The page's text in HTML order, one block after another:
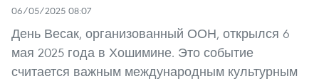
06/05/2025 08:07
День Весак, организованный ООН, открылся 6
мая 2025 года в Хошимине. Это событие
считается важным международным культурным